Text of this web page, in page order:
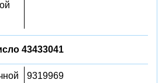
43433041
9319969